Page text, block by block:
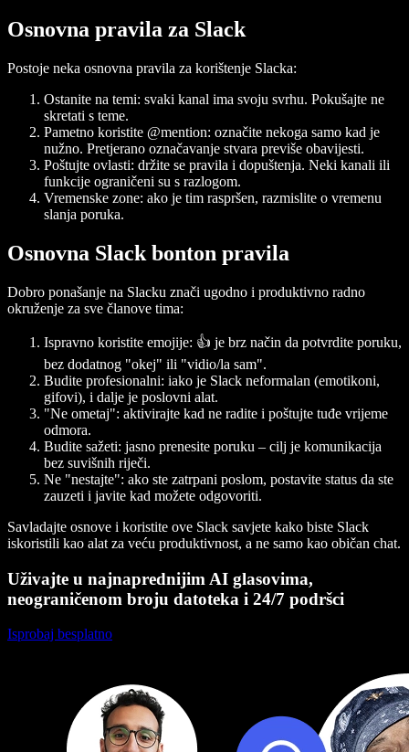
Osnovna pravila za Slack
Postoje neka osnovna pravila za korištenje Slacka:
Ostanite na temi: svaki kanal ima svoju svrhu. Pokušajte ne
skretati s teme.
Pametno koristite @mention: označite nekoga samo kad je
nužno. Pretjerano označavanje stvara previše obavijesti.
Poštujte ovlasti: držite se pravila i dopuštenja. Neki kanali ili
funkcije ograničeni su s razlogom.
Vremenske zone: ako je tim raspršen, razmislite o vremenu
slanja poruka.
Osnovna Slack bonton pravila
Dobro ponašanje na Slacku znači ugodno i produktivno radno
okruženje za sve članove tima:
Ispravno koristite emojije: 👍 je brz način da potvrdite poruku,
bez dodatnog "okej" ili "vidio/la sam".
Budite profesionalni: iako je Slack neformalan (emotikoni,
gifovi), i dalje je poslovni alat.
"Ne ometaj": aktivirajte kad ne radite i poštujte tuđe vrijeme
odmora.
Budite sažeti: jasno prenesite poruku – cilj je komunikacija
bez suvišnih riječi.
Ne "nestajte": ako ste zatrpani poslom, postavite status da ste
zauzeti i javite kad možete odgovoriti.
Savladajte osnove i koristite ove Slack savjete kako biste Slack
iskoristili kao alat za veću produktivnost, a ne samo kao običan chat.
Uživajte u najnaprednijim AI glasovima,
neograničenom broju datoteka i 24/7 podršci
Isprobaj besplatno